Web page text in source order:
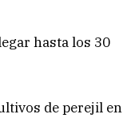
hasta los 30
de perejil en